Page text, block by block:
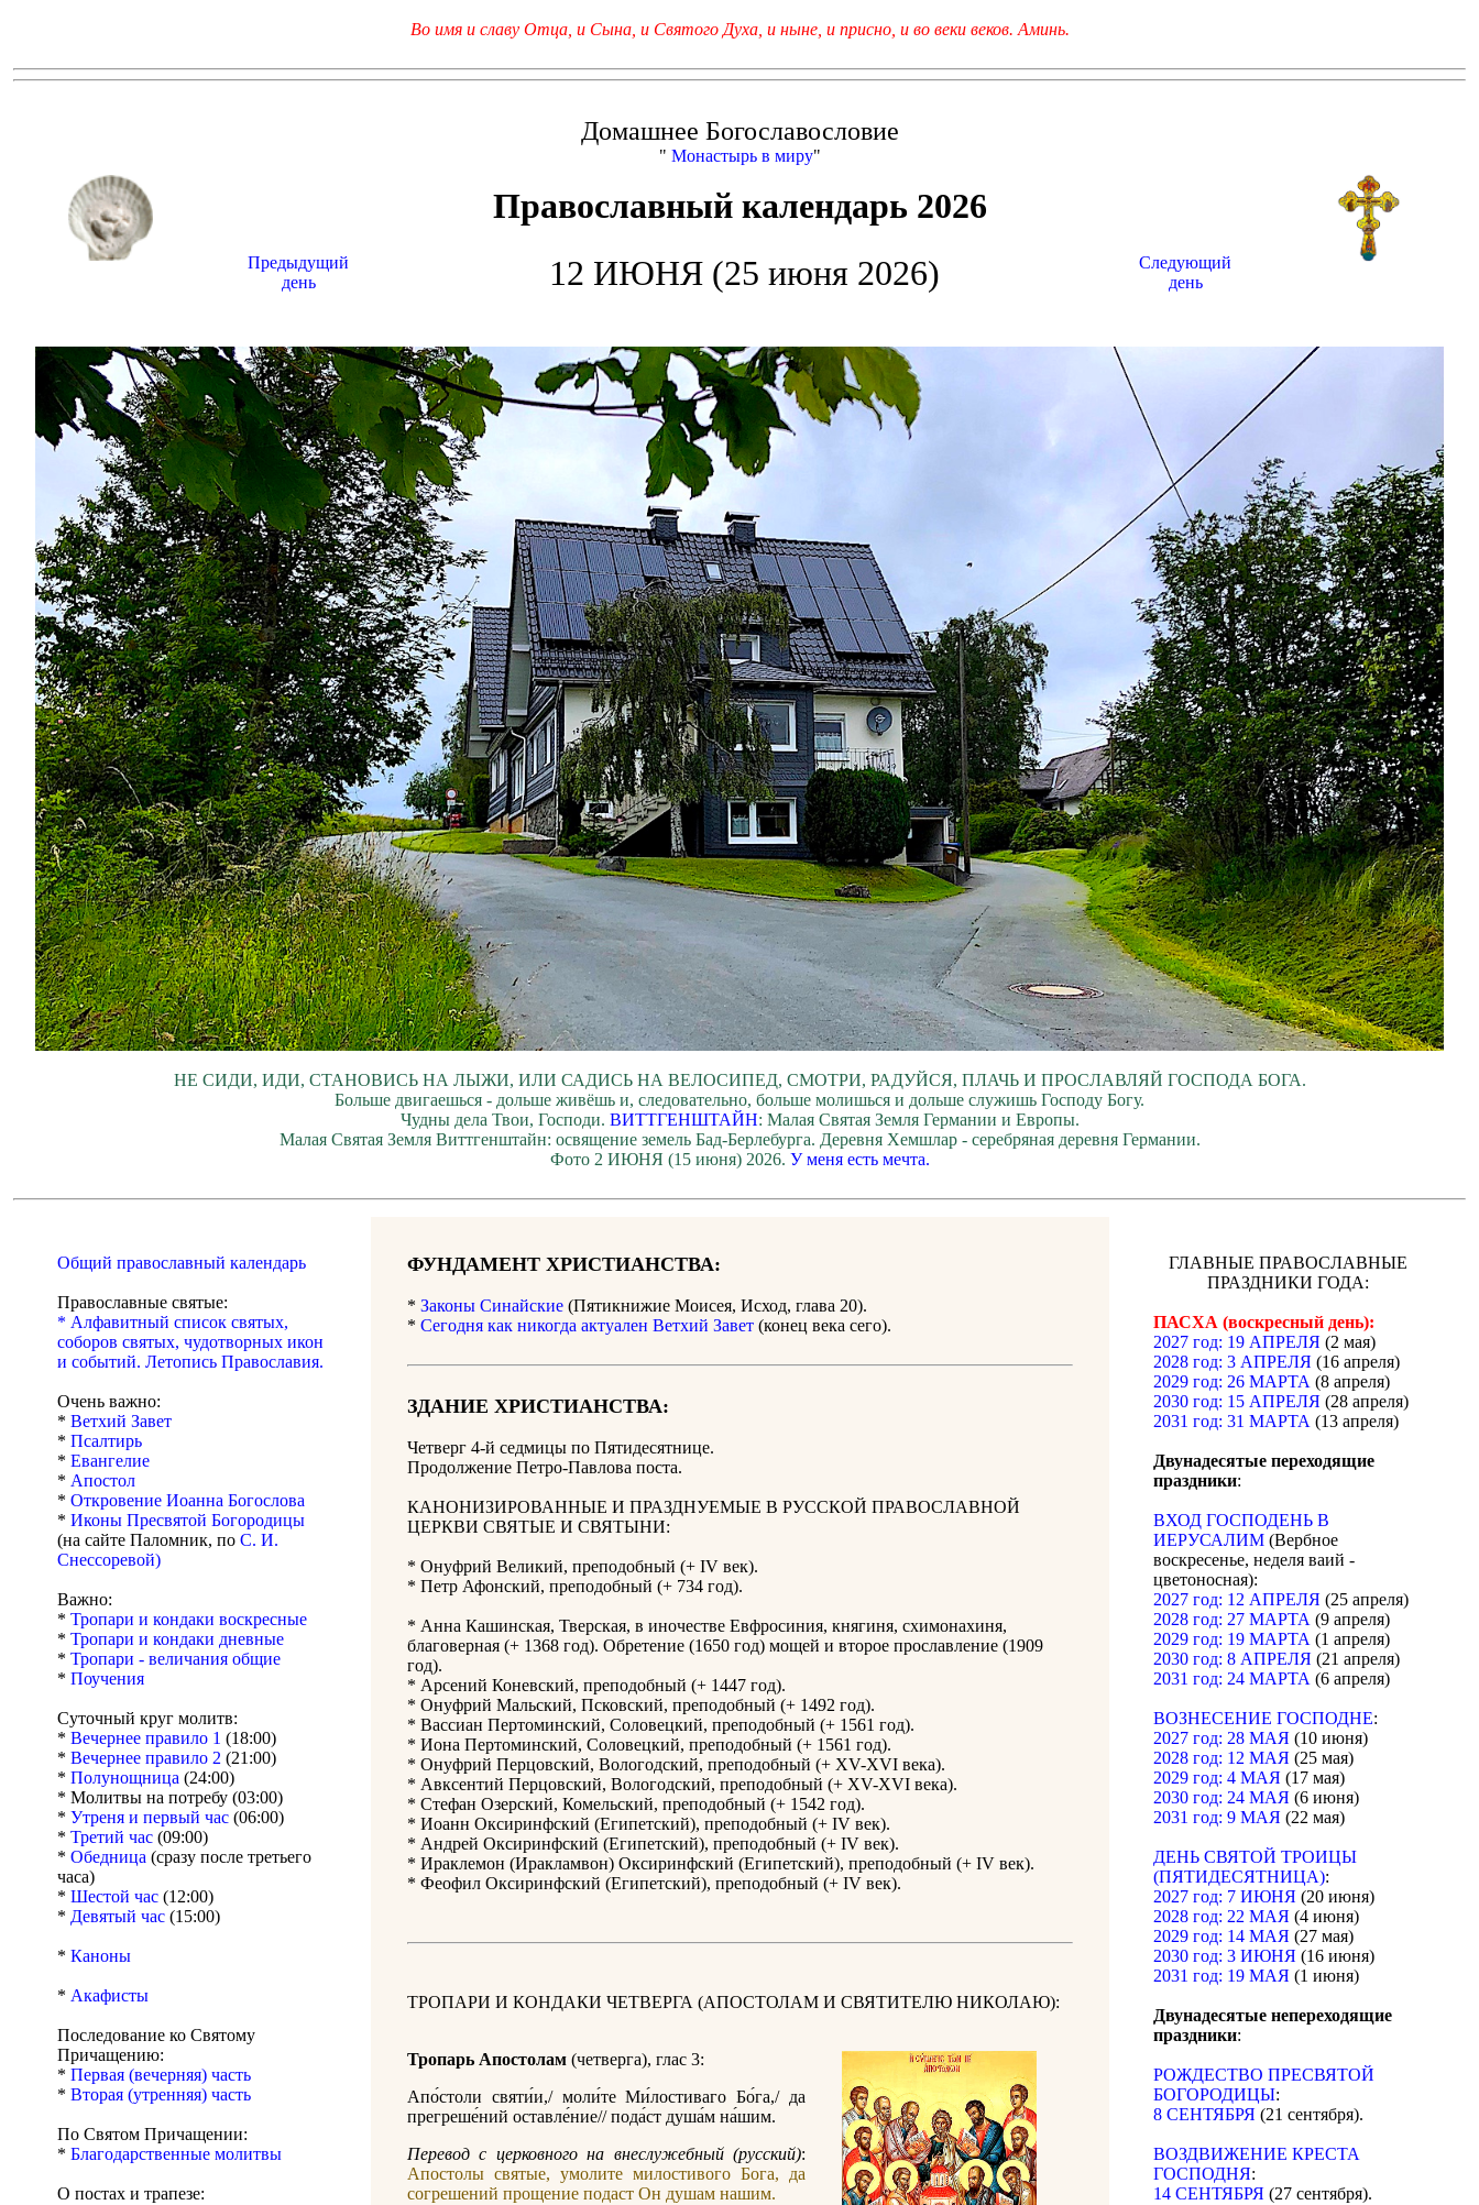
Во имя и славу Отца, и Сына, и Святого Духа, и ныне, и присно, и во веки веков. Аминь.
Домашнее Богославословие
" Монастырь в миру"
Православный календарь 2026
Предыдущий
день
12 ИЮНЯ (25 июня 2026)
Следующий
день
НЕ СИДИ, ИДИ, СТАНОВИСЬ НА ЛЫЖИ, ИЛИ САДИСЬ НА ВЕЛОСИПЕД, СМОТРИ, РАДУЙСЯ, ПЛАЧЬ И ПРОСЛАВЛЯЙ ГОСПОДА БОГА.
Больше двигаешься - дольше живёшь и, следовательно, больше молишься и дольше служишь Господу Богу.
Чудны дела Твои, Господи. ВИТТГЕНШТАЙН: Малая Святая Земля Германии и Европы.
Малая Святая Земля Виттгенштайн: освящение земель Бад-Берлебурга. Деревня Хемшлар - серебряная деревня Германии.
Фото 2 ИЮНЯ (15 июня) 2026. У меня есть мечта.
Общий православный календарь
Православные святые:
* Алфавитный список святых,
соборов святых, чудотворных икон
и событий. Летопись Православия.
Очень важно:
* Ветхий Завет
* Псалтирь
* Евангелие
* Апостол
* Откровение Иоанна Богослова
* Иконы Пресвятой Богородицы
(на сайте Паломник, по С. И.
Снессоревой)
Важно:
* Тропари и кондаки воскресные
* Тропари и кондаки дневные
* Тропари - величания общие
* Поучения
Суточный круг молитв:
* Вечернее правило 1 (18:00)
* Вечернее правило 2 (21:00)
* Полунощница (24:00)
* Молитвы на потребу (03:00)
* Утреня и первый час (06:00)
* Третий час (09:00)
* Обедница (сразу после третьего
часа)
* Шестой час (12:00)
* Девятый час (15:00)
* Каноны
* Акафисты
Последование ко Святому
Причащению:
* Первая (вечерняя) часть
* Вторая (утренняя) часть
По Святом Причащении:
* Благодарственные молитвы
О постах и трапезе:
ФУНДАМЕНТ ХРИСТИАНСТВА:
* Законы Синайские (Пятикнижие Моисея, Исход, глава 20).
* Сегодня как никогда актуален Ветхий Завет (конец века сего).
ЗДАНИЕ ХРИСТИАНСТВА:
Четверг 4-й седмицы по Пятидесятнице.
Продолжение Петро-Павлова поста.
КАНОНИЗИРОВАННЫЕ И ПРАЗДНУЕМЫЕ В РУССКОЙ ПРАВОСЛАВНОЙ
ЦЕРКВИ СВЯТЫЕ И СВЯТЫНИ:
* Онуфрий Великий, преподобный (+ IV век).
* Петр Афонский, преподобный (+ 734 год).
* Анна Кашинская, Тверская, в иночестве Евфросиния, княгиня, схимонахиня,
благоверная (+ 1368 год). Обретение (1650 год) мощей и второе прославление (1909
год).
* Арсений Коневский, преподобный (+ 1447 год).
* Онуфрий Мальский, Псковский, преподобный (+ 1492 год).
* Вассиан Пертоминский, Соловецкий, преподобный (+ 1561 год).
* Иона Пертоминский, Соловецкий, преподобный (+ 1561 год).
* Онуфрий Перцовский, Вологодский, преподобный (+ XV-XVI века).
* Авксентий Перцовский, Вологодский, преподобный (+ XV-XVI века).
* Стефан Озерский, Комельский, преподобный (+ 1542 год).
* Иоанн Оксиринфский (Египетский), преподобный (+ IV век).
* Андрей Оксиринфский (Египетский), преподобный (+ IV век).
* Ираклемон (Иракламвон) Оксиринфский (Египетский), преподобный (+ IV век).
* Феофил Оксиринфский (Египетский), преподобный (+ IV век).
ТРОПАРИ И КОНДАКИ ЧЕТВЕРГА (АПОСТОЛАМ И СВЯТИТЕЛЮ НИКОЛАЮ):
Тропарь Апостолам (четверга), глас 3:
Апо́столи святи́и,/ моли́те Ми́лостиваго Бо́га,/ да
прегреше́ний оставле́ние// пода́ст душа́м на́шим.
Перевод с церковного на внеслужебный (русский):
Апостолы святые, умолите милостивого Бога, да
согрешений прощение подаст Он душам нашим.
ГЛАВНЫЕ ПРАВОСЛАВНЫЕ
ПРАЗДНИКИ ГОДА:
ПАСХА (воскресный день):
2027 год: 19 АПРЕЛЯ (2 мая)
2028 год: 3 АПРЕЛЯ (16 апреля)
2029 год: 26 МАРТА (8 апреля)
2030 год: 15 АПРЕЛЯ (28 апреля)
2031 год: 31 МАРТА (13 апреля)
Двунадесятые переходящие
праздники:
ВХОД ГОСПОДЕНЬ В
ИЕРУСАЛИМ (Вербное
воскресенье, неделя ваий -
цветоносная):
2027 год: 12 АПРЕЛЯ (25 апреля)
2028 год: 27 МАРТА (9 апреля)
2029 год: 19 МАРТА (1 апреля)
2030 год: 8 АПРЕЛЯ (21 апреля)
2031 год: 24 МАРТА (6 апреля)
ВОЗНЕСЕНИЕ ГОСПОДНЕ:
2027 год: 28 МАЯ (10 июня)
2028 год: 12 МАЯ (25 мая)
2029 год: 4 МАЯ (17 мая)
2030 год: 24 МАЯ (6 июня)
2031 год: 9 МАЯ (22 мая)
ДЕНЬ СВЯТОЙ ТРОИЦЫ
(ПЯТИДЕСЯТНИЦА):
2027 год: 7 ИЮНЯ (20 июня)
2028 год: 22 МАЯ (4 июня)
2029 год: 14 МАЯ (27 мая)
2030 год: 3 ИЮНЯ (16 июня)
2031 год: 19 МАЯ (1 июня)
Двунадесятые непереходящие
праздники:
РОЖДЕСТВО ПРЕСВЯТОЙ
БОГОРОДИЦЫ:
8 СЕНТЯБРЯ (21 сентября).
ВОЗДВИЖЕНИЕ КРЕСТА
ГОСПОДНЯ:
14 СЕНТЯБРЯ (27 сентября).